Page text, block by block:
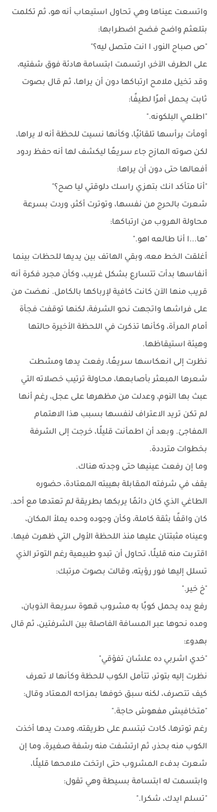
واتسعت عيناها وهي تحاول استيعاب أنه هو، ثم تكلمت
بتلعثم واضح فضح اضطرابها:
"ص صباح النور، ا انت متصل ليه؟"
على الطرف الآخر، ارتسمت ابتسامة هادئة فوق شفتيه،
وقد تخيل ملامح ارتباكها دون أن يراها، ثم قال بصوت
ثابت يحمل أمرًا لطيفًا:
"اطلعي البلكونه."
أومأت برأسها تلقائيًا، وكأنها نسيت للحظة أنه لا يراها،
لكن صوته المازح جاء سريعًا ليكشف لها أنه حفظ ردود
أفعالها حتى دون أن يراها:
"أنا متأكد انك بتهزي راسك دلوقتي ليا صح؟"
شعرت بالحرج من نفسها، وتوترت أكثر، وردت بسرعة
محاولة الهروب من ارتباكها:
"ها...ا أنا طالعه اهو."
أغلقت الخط معه، وبقي الهاتف بين يديها للحظات بينما
أنفاسها بدأت تتسارع بشكل غريب، وكأن مجرد فكرة أنه
قريب منها الآن كانت كافية لإرباكها بالكامل. نهضت من
على فراشها واتجهت نحو الشرفة، لكنها توقفت فجأة
أمام المرآة، وكأنها تذكرت في اللحظة الأخيرة حالتها
وهيئة استيقاظها.
نظرت إلى انعكاسها سريعًا، رفعت يدها ومشطت
شعرها المبعثر بأصابعها، محاولة ترتيب خصلاته التي
عبث بها النوم، وعدلت من مظهرها على عجل، رغم أنها
لم تكن تريد الاعتراف لنفسها بسبب هذا الاهتمام
المفاجئ. وبعد أن اطمأنت قليلًا، خرجت إلى الشرفة
بخطوات مترددة.
وما إن رفعت عينيها حتى وجدته هناك.
يقف في شرفته المقابلة بهيبته المعتادة، حضوره
الطاغي الذي كان دائمًا يربكها بطريقة لم تعتدها مع أحد.
كان واقفًا بثقة كاملة، وكأن وجوده وحده يملأ المكان،
وعيناه مثبتتان عليها منذ اللحظة الأولى التي ظهرت فيها.
اقتربت منه قليلًا، تحاول أن تبدو طبيعية رغم التوتر الذي
تسلل إليها فور رؤيته، وقالت بصوت مرتبك:
"خ خير."
رفع يده يحمل كوبًا به مشروب قهوة سريعة الذوبان،
ومده نحوها عبر المسافة الفاصلة بين الشرفتين، ثم قال
بهدوء:
"خدي اشربي ده علشان تفؤقي"
نظرت إليه بتوتر، تتأمل الكوب للحظة وكأنها لا تعرف
كيف تتصرف، لكنه سبق خوفها بمزاحه المعتاد وقال:
"متخافيش مفهوش حاجة."
رغم توترها، كادت تبتسم على طريقته، ومدت يدها أخذت
الكوب منه بحذر، ثم ارتشفت منه رشفة صغيرة، وما إن
شعرت بدفء المشروب حتى ارتخت ملامحها قليلًا،
وابتسمت له ابتسامة بسيطة وهي تقول:
"تسلم ايدك، شكرا."